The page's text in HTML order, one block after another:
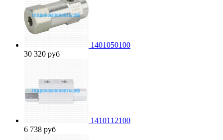
1401050100
30 320 руб
1410112100
6 738 руб